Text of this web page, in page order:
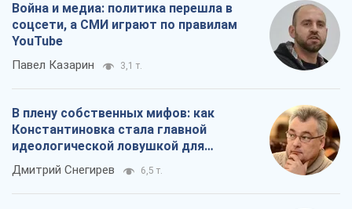
Война и медиа: политика перешла в
соцсети, а СМИ играют по правилам
YouTube
Павел Казарин 3,1 т.
В плену собственных мифов: как
Константиновка стала главной
идеологической ловушкой для
российских оккупантов
Дмитрий Снегирев 6,5 т.